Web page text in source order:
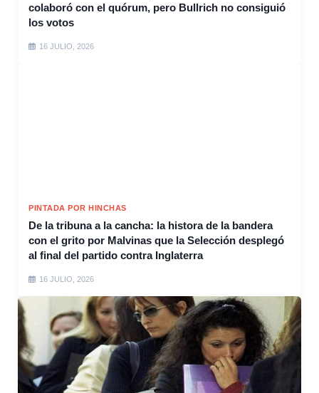
colaboró con el quórum, pero Bullrich no consiguió
los votos
16 JULIO, 2026
PINTADA POR HINCHAS
De la tribuna a la cancha: la histora de la bandera
con el grito por Malvinas que la Selección desplegó
al final del partido contra Inglaterra
16 JULIO, 2026